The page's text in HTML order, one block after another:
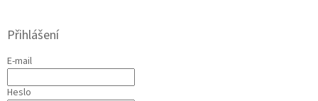
Přihlášení
E-mail
Heslo